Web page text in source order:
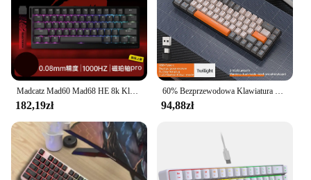
Madcatz Mad60 Mad68 HE 8k Klawiatura mechaniczna Przełącznik magnetyczny Przewodowe 60% 68% Klawiatury do gier Szybki wyzwalacz Klawiatury celne Rgb
182,19zł
60% Bezprzewodowa Klawiatura Mechaniczna Bluetooth Dual Mode Mini 68-Wymienny Czerwony Przełącznik dla PC PS4 Xbox iPhone iPad
94,88zł